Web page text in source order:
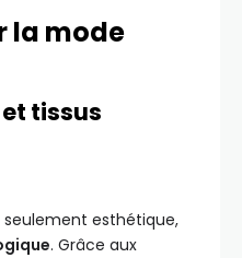
la mode
tissus
seulement esthétique,
. Grâce aux